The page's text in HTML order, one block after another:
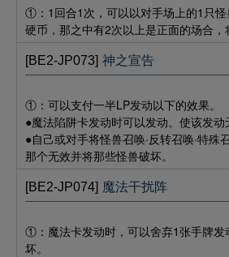
①：1回合1次，可以以对手场上的1只
硬币，那之中有2次以上是正面的场合，
[BE2-JP073] 神之宣告
①：可以支付一半LP发动以下的效果。
●魔法陷阱卡发动时可以发动。使该发动
●自己或对手将怪兽召唤·反转召唤·特殊
那个无效并将那些怪兽破坏。
[BE2-JP074] 魔法干扰阵
①：魔法卡发动时，可以舍弃1张手牌发
坏。